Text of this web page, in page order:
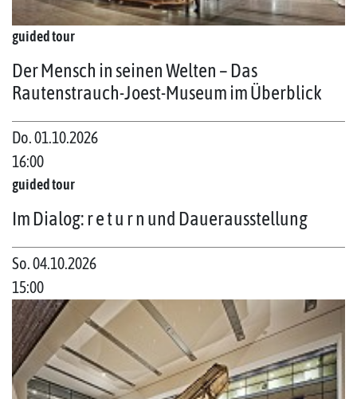
guided tour
Der Mensch in seinen Welten – Das
Rautenstrauch-Joest-Museum im Überblick
Do. 01.10.2026
16:00
guided tour
Im Dialog: r e t u r n und Dauerausstellung
So. 04.10.2026
15:00